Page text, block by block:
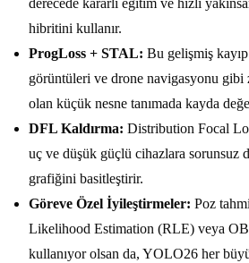
derecede kararlı eğitim ve hızlı
hibritini kullanır.
ProgLoss + STAL: Bu gelişmiş
görüntüleri ve drone navigasyonu
olan küçük nesne tanımada kayda
DFL Kaldırma: Distribution Focal
uç ve düşük güçlü cihazlara sorunsuz
grafiğini basitleştirir.
Göreve Özel İyileştirmeler: Poz
Likelihood Estimation (RLE) veya
kullanıyor olsan da, YOLO26 her